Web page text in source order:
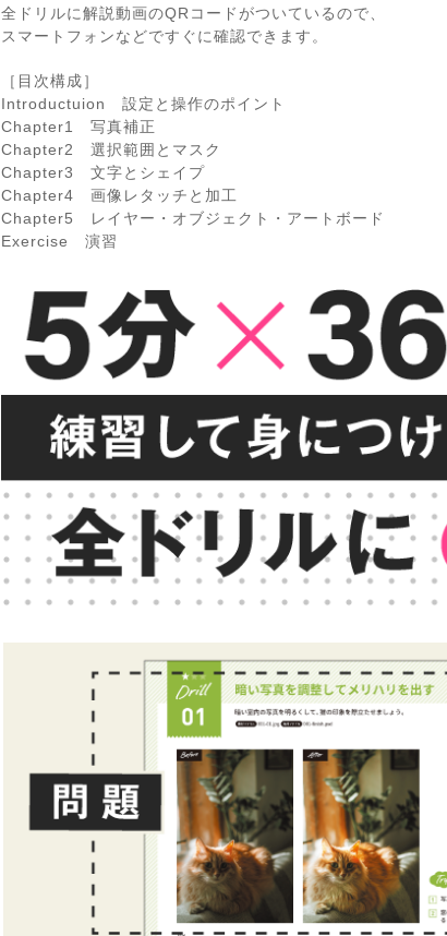
全ドリルに解説動画のQRコードがついているので、
スマートフォンなどですぐに確認できます。
［目次構成］
Introductuion 設定と操作のポイント
Chapter1 写真補正
Chapter2 選択範囲とマスク
Chapter3 文字とシェイプ
Chapter4 画像レタッチと加工
Chapter5 レイヤー・オブジェクト・アートボード
Exercise 演習